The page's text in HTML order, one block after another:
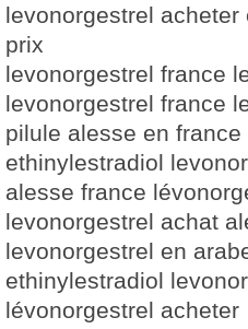
levonorgestrel
prix
levonorgestrel france
levonorgestrel france
pilule alesse en
ethinylestradiol
alesse france
levonorgestrel achat
levonorgestrel en
ethinylestradiol
lévonorgestrel acheter